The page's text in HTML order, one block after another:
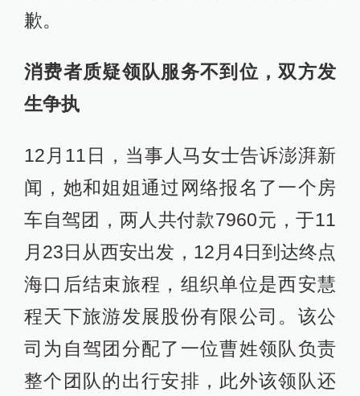
歉。
消费者质疑领队服务不到位，双方发
生争执
12月11日，当事人马女士告诉澎湃新
闻，她和姐姐通过网络报名了一个房
车自驾团，两人共付款7960元，于11
月23日从西安出发，12月4日到达终点
海口后结束旅程，组织单位是西安慧
程天下旅游发展股份有限公司。该公
司为自驾团分配了一位曹姓领队负责
整个团队的出行安排，此外该领队还